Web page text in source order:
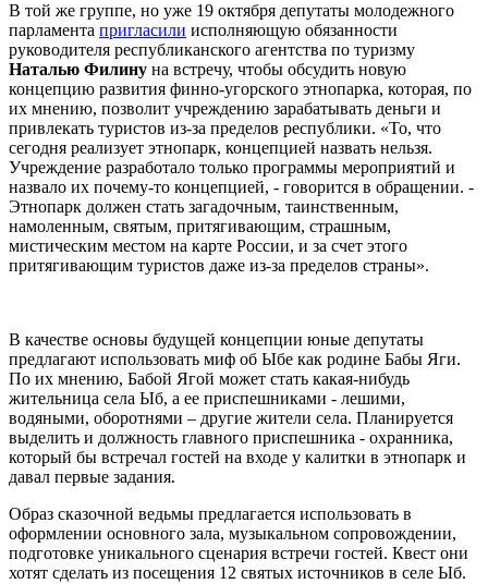
В той же группе, но уже 19 октября депутаты молодежного
парламента пригласили исполняющую обязанности
руководителя республиканского агентства по туризму
Наталью Филину на встречу, чтобы обсудить новую
концепцию развития финно-угорского этнопарка, которая, по
их мнению, позволит учреждению зарабатывать деньги и
привлекать туристов из-за пределов республики. «То, что
сегодня реализует этнопарк, концепцией назвать нельзя.
Учреждение разработало только программы мероприятий и
назвало их почему-то концепцией, - говорится в обращении. -
Этнопарк должен стать загадочным, таинственным,
намоленным, святым, притягивающим, страшным,
мистическим местом на карте России, и за счет этого
притягивающим туристов даже из-за пределов страны».
В качестве основы будущей концепции юные депутаты
предлагают использовать миф об Ыбе как родине Бабы Яги.
По их мнению, Бабой Ягой может стать какая-нибудь
жительница села Ыб, а ее приспешниками - лешими,
водяными, оборотнями – другие жители села. Планируется
выделить и должность главного приспешника - охранника,
который бы встречал гостей на входе у калитки в этнопарк и
давал первые задания.
Образ сказочной ведьмы предлагается использовать в
оформлении основного зала, музыкальном сопровождении,
подготовке уникального сценария встречи гостей. Квест они
хотят сделать из посещения 12 святых источников в селе Ыб.